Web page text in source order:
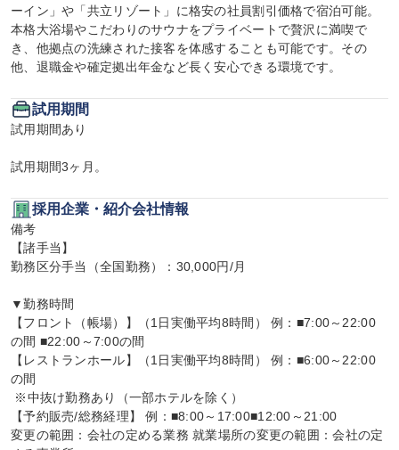
ーイン」や「共立リゾート」に格安の社員割引価格で宿泊可能。
本格大浴場やこだわりのサウナをプライベートで贅沢に満喫で
き、他拠点の洗練された接客を体感することも可能です。その
他、退職金や確定拠出年金など長く安心できる環境です。
試用期間
試用期間あり
試用期間3ヶ月。
採用企業・紹介会社情報
備考
【諸手当】
勤務区分手当（全国勤務）：30,000円/月
▼勤務時間
【フロント（帳場）】（1日実働平均8時間） 例：■7:00～22:00
の間 ■22:00～7:00の間
【レストランホール】（1日実働平均8時間） 例：■6:00～22:00
の間
【予約販売/総務経理】 例：■8:00～17:00■12:00～21:00
変更の範囲：会社の定める業務 就業場所の変更の範囲：会社の定